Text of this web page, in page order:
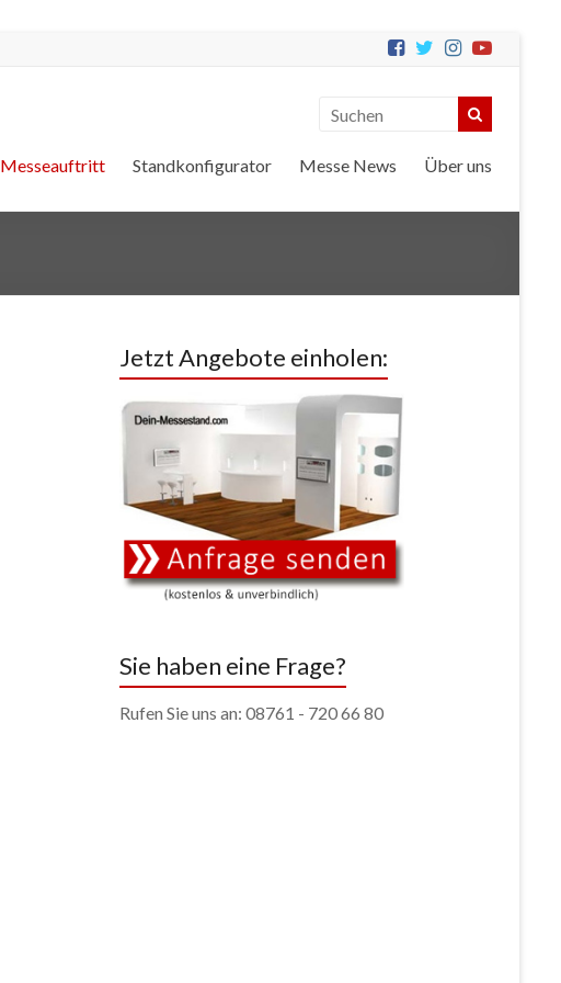
Messeauftritt Standkonfigurator Messe News Über uns
Jetzt Angebote einholen:
Sie haben eine Frage?
Rufen Sie uns an: 08761 - 720 66 80